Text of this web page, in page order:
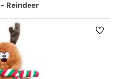
Reindeer